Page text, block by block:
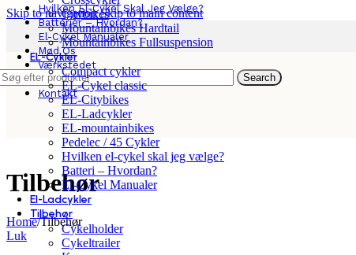
Skip to navigationSkip to main content
Hvilken El-Cykel Skal Jeg Vælge?
Batterier – Hvordan?
El-Cykel Manualer
Mød Os
Værkstedet
App
Kontakt
Search
Citybikes
Mountainbikes Hardtail
Mountainbikes Fullsuspension
EL-Cykler
Compact cykler
EL-Cykel classic
EL-Citybikes
EL-Ladcykler
EL-mountainbikes
Pedelec / 45 Cykler
Hvilken el-cykel skal jeg vælge?
Batteri – Hvordan?
El-Cykel Manualer
El-Ladcykler
Tilbehør
Cykelholder
Cykeltrailer
Tilbehør
Home/Tilbehør
Luk